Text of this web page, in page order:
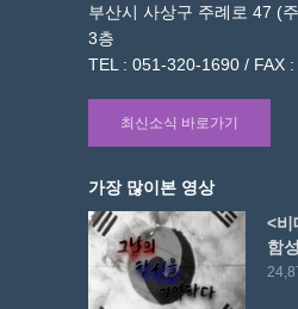
부산시 사상구 주례로 47 (
3층
TEL : 051-320-1690 / FAX
최신소식 바로가기
가장 많이본 영상
<비
함